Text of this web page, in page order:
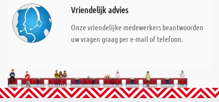
Vriendelijk advies
Onze vriendelijke medewerkers beantwoorden
uw vragen graag per e-mail of telefoon.